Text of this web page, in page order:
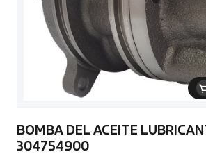
BOMBA DEL ACEITE
304754900